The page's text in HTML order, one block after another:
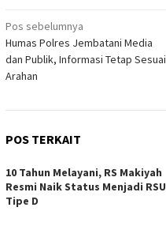
Navigasi
pos
Pos sebelumnya
Humas Polres Jembatani Media
dan Publik, Informasi Tetap Sesuai
Arahan
POS TERKAIT
10 Tahun Melayani, RS Makiyah
Resmi Naik Status Menjadi RSU
Tipe D